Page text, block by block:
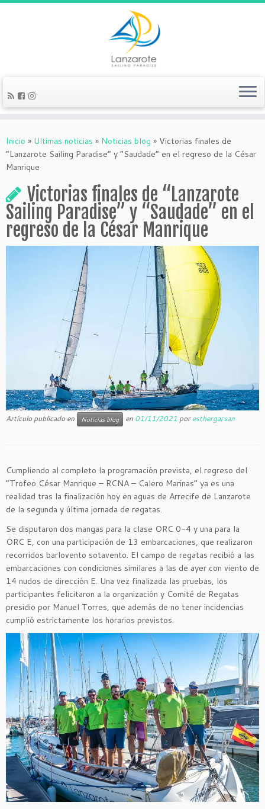
Inicio » Ultimas noticias » Noticias blog » Victorias finales de
“Lanzarote Sailing Paradise” y “Saudade” en el regreso de la César
Manrique
Victorias finales de “Lanzarote
Sailing Paradise” y “Saudade” en el
regreso de la César Manrique
Artículo publicado en Noticias blog en 01/11/2021 poresthergarsan
Cumpliendo al completo la programación prevista, el regreso del
“Trofeo César Manrique – RCNA – Calero Marinas” ya es una
realidad tras la finalización hoy en aguas de Arrecife de Lanzarote
de la segunda y última jornada de regatas.
Se disputaron dos mangas para la clase ORC 0-4 y una para la
ORC E, con una participación de 13 embarcaciones, que realizaron
recorridos barlovento sotavento. El campo de regatas recibió a las
embarcaciones con condiciones similares a las de ayer con viento de
14 nudos de dirección E. Una vez finalizada las pruebas, los
participantes felicitaron a la organización y Comité de Regatas
presidio por Manuel Torres, que además de no tener incidencias
cumplió estrictamente los horarios previstos.